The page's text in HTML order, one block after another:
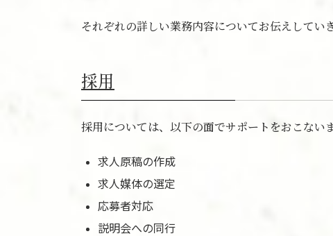
それぞれの詳しい業務内容についてお伝えしていき
採用
採用については、以下の面でサポートをおこないま
求人原稿の作成
求人媒体の選定
応募者対応
説明会への同行